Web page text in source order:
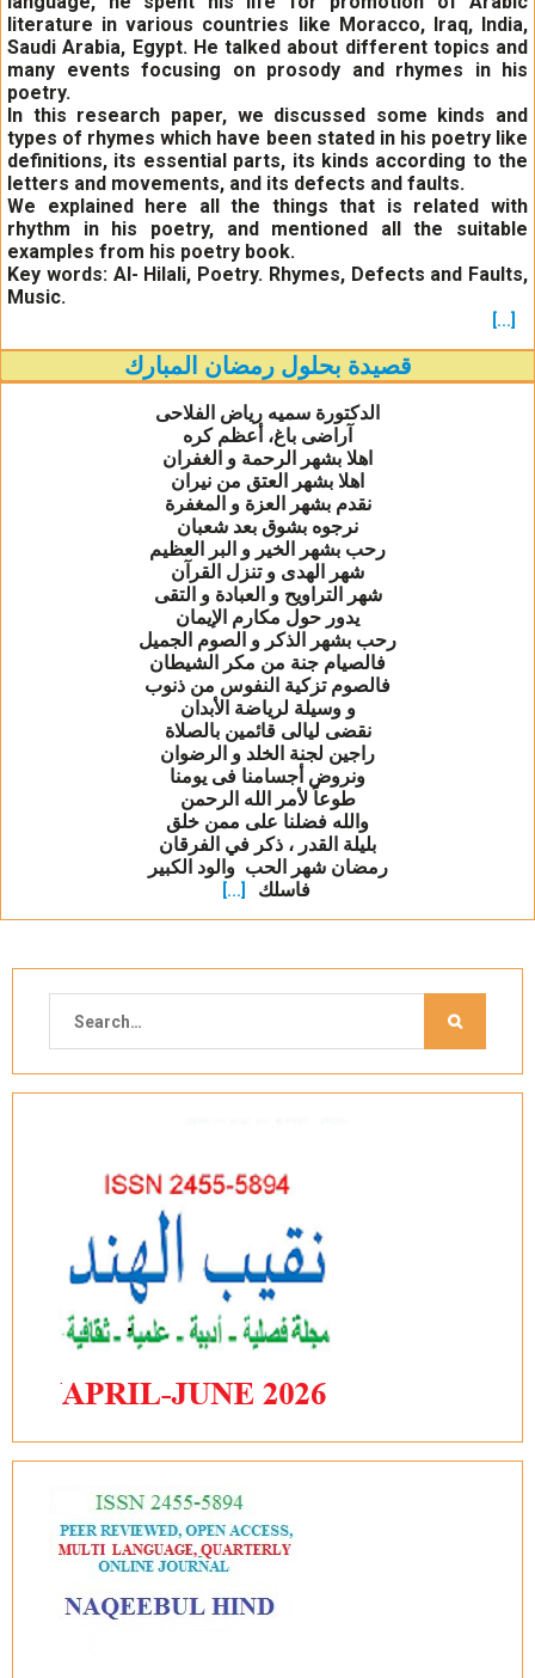
literature in various countries like Moracco, Iraq, India,
Saudi Arabia, Egypt. He talked about different topics and
many events focusing on prosody and rhymes in his
poetry.
In this research paper, we discussed some kinds and
types of rhymes which have been stated in his poetry like
definitions, its essential parts, its kinds according to the
letters and movements, and its defects and faults.
We explained here all the things that is related with
rhythm in his poetry, and mentioned all the suitable
examples from his poetry book.
Key words: Al- Hilali, Poetry. Rhymes, Defects and Faults,
Music.
[...]
قصيدة بحلول رمضان المبارك
الدكتورة سميه رياض الفلاحى
آراضى باغ، أعظم كره
اهلا بشهر الرحمة و الغفران
اهلا بشهر العتق من نيران
نقدم بشهر العزة و المغفرة
نرجوه بشوق بعد شعبان
رحب بشهر الخير و البر العظيم
شهر الهدى و تنزل القرآن
شهر التراويح و العبادة و التقى
يدور حول مكارم الإيمان
رحب بشهر الذكر و الصوم الجميل
فالصيام جنة من مكر الشيطان
فالصوم تزكية النفوس من ذنوب
و وسيلة لرياضة الأبدان
نقضى ليالى قائمين بالصلاة
راجين لجنة الخلد و الرضوان
ونروض أجسامنا فى يومنا
طوعاً لأمر الله الرحمن
والله فضلنا على ممن خلق
بليلة القدر ، ذكر في الفرقان
رمضان شهر الحب والود الكبير
فاسلك
[...]